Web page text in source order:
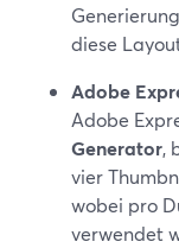
diese
Adobe
Adobe
Generator,
vier
wobei pro
verwendet